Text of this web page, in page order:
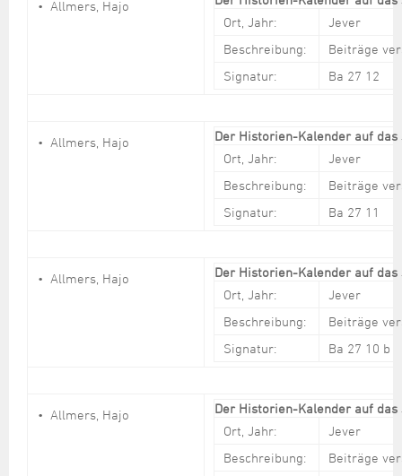
Allmers, Hajo
Ort, Jahr:
Jever
Beschreibung:
Beiträge
Signatur:
Ba 27 12
Allmers, Hajo
Der Historien-Kalender auf
Ort, Jahr:
Jever
Beschreibung:
Beiträge
Signatur:
Ba 27 11
Allmers, Hajo
Der Historien-Kalender auf
Ort, Jahr:
Jever
Beschreibung:
Beiträge
Signatur:
Ba 27 10 b
Allmers, Hajo
Der Historien-Kalender auf
Ort, Jahr:
Jever
Beschreibung:
Beiträge